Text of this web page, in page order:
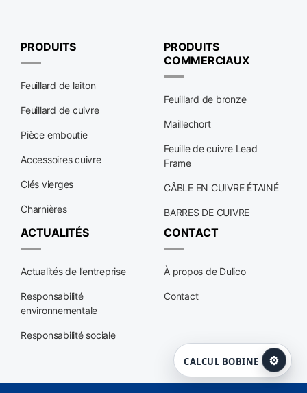
PRODUITS
Feuillard de laiton
Feuillard de cuivre
Pièce emboutie
Accessoires cuivre
Clés vierges
Charnières
PRODUITS
COMMERCIAUX
Feuillard de bronze
Maillechort
Feuille de cuivre Lead
Frame
CÂBLE EN CUIVRE ÉTAINÉ
BARRES DE CUIVRE
ACTUALITÉS
Actualités de l’entreprise
Responsabilité
environnementale
Responsabilité sociale
CONTACT
À propos de Dulico
Contact
CALCUL BOBINE ⚙